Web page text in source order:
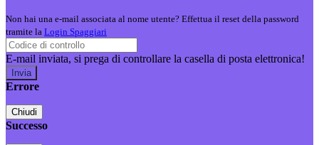
Non hai una e-mail associata al nome utente? Effettua il reset della password
tramite la Login Spaggiari
E-mail inviata, si prega di controllare la casella di posta elettronica!
Errore
Chiudi
Successo